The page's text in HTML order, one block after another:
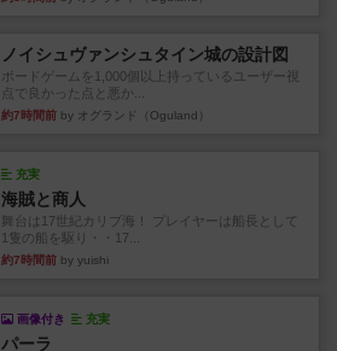
ノイシュヴァンシュタイン城の設計図
ボードゲームを1,000個以上持っているユーザー視
点で良かった点と悪か...
約7時間前 by オグランド（Oguland）
充実
海賊と商人
舞台は17世紀カリブ海！ プレイヤーは船長として
1隻の船を駆り・・17...
約7時間前 by yuishi
画像付き 充実
パーラ